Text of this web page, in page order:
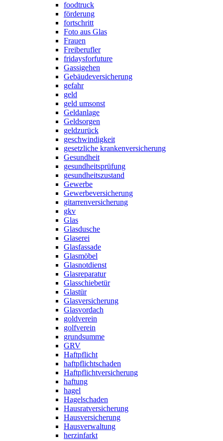
foodtruck
förderung
fortschritt
Foto aus Glas
Frauen
Freiberufler
fridaysforfuture
Gassigehen
Gebäudeversicherung
gefahr
geld
geld umsonst
Geldanlage
Geldsorgen
geldzurück
geschwindigkeit
gesetzliche krankenversicherung
Gesundheit
gesundheitsprüfung
gesundheitszustand
Gewerbe
Gewerbeversicherung
gitarrenversicherung
gkv
Glas
Glasdusche
Glaserei
Glasfassade
Glasmöbel
Glasnotdienst
Glasreparatur
Glasschiebetür
Glastür
Glasversicherung
Glasvordach
goldverein
golfverein
grundsumme
GRV
Haftpflicht
haftpflichtschaden
Haftpflichtversicherung
haftung
hagel
Hagelschaden
Hausratversicherung
Hausversicherung
Hausverwaltung
herzinfarkt